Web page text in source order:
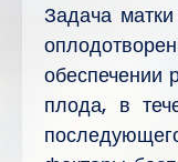
Задача
обеспечении
плода, в